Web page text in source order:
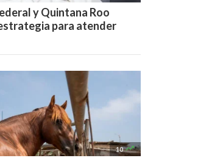
y Quintana Roo
para atender
10 